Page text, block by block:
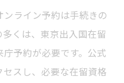
ライン予約は手続きの
くは、東京出入国在留
予約が必要です。公式
スし、必要な在留資格